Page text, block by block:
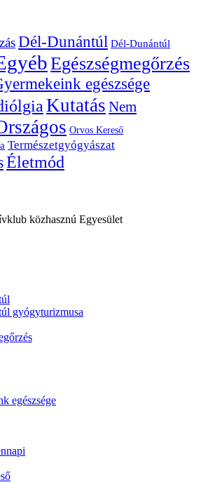
Dél-Dunántúl Dél-Dunántúl
Egészségmegőrzés
egészsége
Kutatás Nem
Orvos Kereső
Természetgyógyászat
Életmód
közhasznú Egyesület
gyógyturizmusa
egészsége